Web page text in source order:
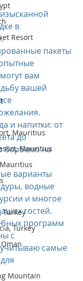
Resort
Mauritius
Mauritius
Turkey
Turkey
Mountain
в
пакеты
вам
вашей
и напитки: от
до
барбекю на
варианты
водные
и многое
гостей.
программ
с
самые